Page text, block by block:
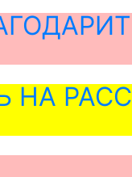
НА